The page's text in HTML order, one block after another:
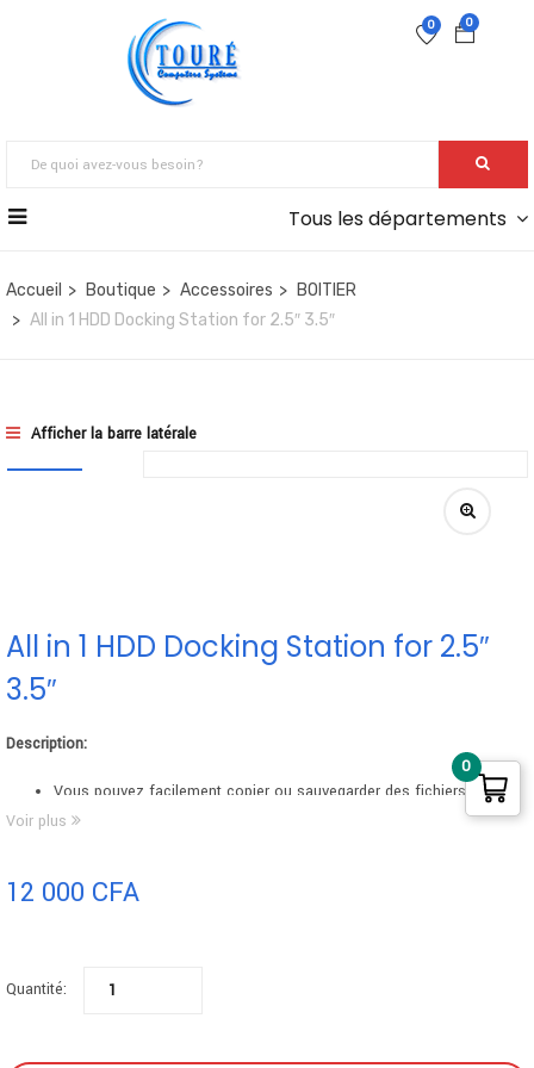
0
0
Tous les départements
Accueil Boutique Accessoires
BOITIER
All in 1 HDD Docking Station for 2.5″ 3.5″
Afficher la barre latérale
All in 1 HDD Docking Station for 2.5″
3.5″
Description:
Vous pouvez facilement copier ou sauvegarder des fichiers à partir
de disques durs/de cartes, sans avoir besoin d’acheter des boîtiers
Fonctions de lecteur de carte intégrées, prend en charge la plupart
La transmission USB 2.0 haute vitesse atteint 480 Mbps, interface
Prend en charge TOUS les disques durs 2,5/3,5 SATA et 2,5/3,5 IDE,
Voir plus
12 000 CFA
Quantité:
0